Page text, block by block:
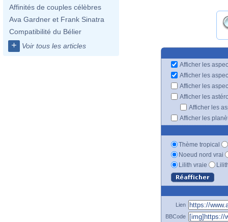
Affinités de couples célèbres
Ava Gardner et Frank Sinatra
Compatibilité du Bélier
+ Voir tous les articles
Afficher les
Afficher les
Afficher les
Afficher les
Afficher les
Afficher les
Thème tropical
Noeud nord vrai
Lilith vraie
Lien
BBCode